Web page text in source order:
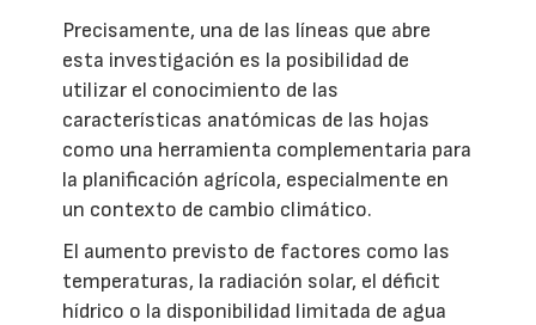
Precisamente, una de las líneas que abre
esta investigación es la posibilidad de
utilizar el conocimiento de las
características anatómicas de las hojas
como una herramienta complementaria para
la planificación agrícola, especialmente en
un contexto de cambio climático.
El aumento previsto de factores como las
temperaturas, la radiación solar, el déficit
hídrico o la disponibilidad limitada de agua